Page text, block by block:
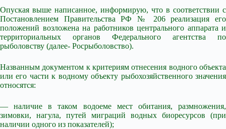
Опуская выше написанное, информирую, что в соответствии с
Постановлением Правительства РФ № 206 реализация его
положений возложена на работников центрального аппарата и
территориальных органов Федерального агентства по
рыболовству (далее- Росрыболовство).
Названным документом к критериям отнесения водного объекта
или его части к водному объекту рыбохозяйственного значения
относятся:
— наличие в таком водоеме мест обитания, размножения,
зимовки, нагула, путей миграций водных биоресурсов (при
наличии одного из показателей);